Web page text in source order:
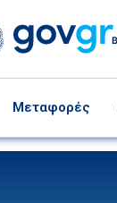
Μεταφορές